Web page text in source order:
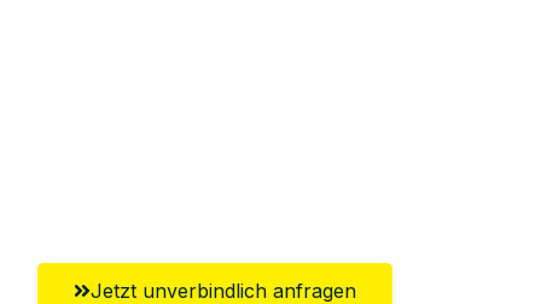
Jetzt unverbindlich anfragen